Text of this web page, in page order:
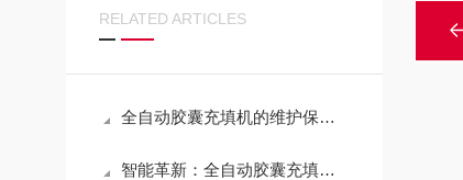
RELATED ARTICLES
全自动胶囊充填机的维护保养方法
智能革新：全自动胶囊充填机如何重塑制药工艺